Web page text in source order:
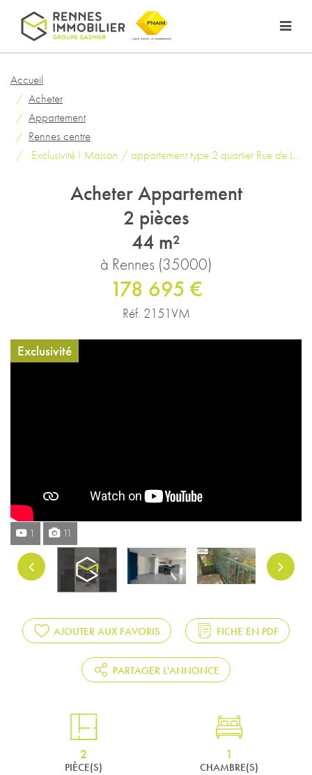
Accueil
Acheter
Appartement
Rennes centre
Exclusivité ! Maison / appartement type 2 quartier Rue de Lorient
Acheter Appartement
2 pièces
44 m²
à Rennes (35000)
178 695 €
Réf. 2151VM
Exclusivité
1 11
AJOUTER AUX FAVORIS FICHE EN PDF
PARTAGER L'ANNONCE
2
PIÈCE(S)
1
CHAMBRE(S)